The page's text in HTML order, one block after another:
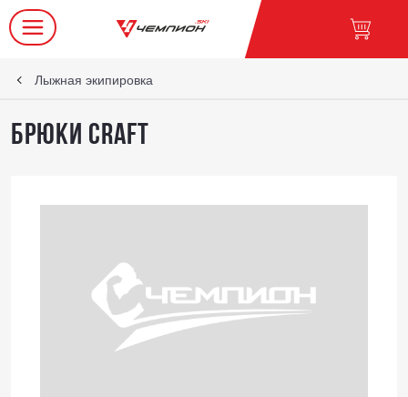
Лыжная экипировка
Брюки CRAFT